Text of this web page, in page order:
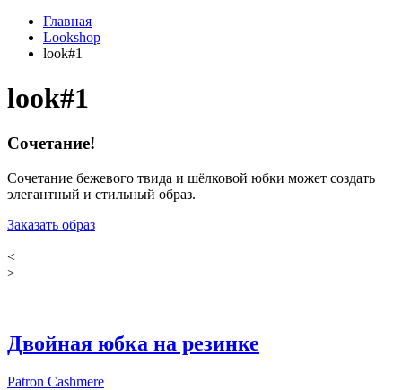
Главная
Lookshop
look#1
look#1
Сочетание!
Сочетание бежевого твида и шёлковой юбки может создать
элегантный и стильный образ.
Заказать образ
<
>
Двойная юбка на резинке
Patron Сashmere